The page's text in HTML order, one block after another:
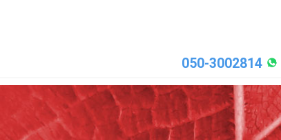
050-3002814